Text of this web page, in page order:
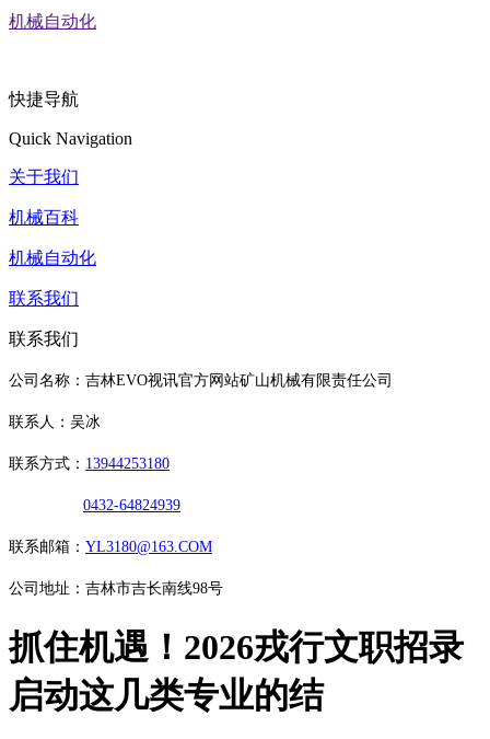
机械自动化
快捷导航
Quick Navigation
关于我们
机械百科
机械自动化
联系我们
联系我们
公司名称：吉林EVO视讯官方网站矿山机械有限责任公司
联系人：吴冰
联系方式： 13944253180
0432-64824939
联系邮箱： YL3180@163.COM
公司地址：吉林市吉长南线98号
抓住机遇！2026戎行文职招录
启动这几类专业的结